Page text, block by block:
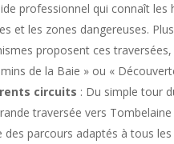
professionnel qui connaît les
et les zones dangereuses.
proposent ces
de la Baie » ou «
circuits : Du simple tour
traversée vers Tombelaine
des parcours adaptés à tous les